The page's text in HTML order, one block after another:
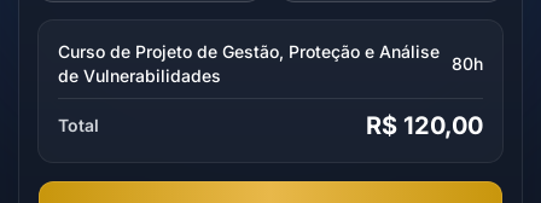
Curso de Projeto de Gestão, Proteção e Análise
de Vulnerabilidades
80h
Total R$ 120,00